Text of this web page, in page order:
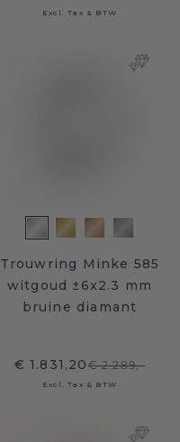
Excl. Tax & BTW
Trouwring Minke 585
witgoud ±6x2.3 mm
bruine diamant
€ 1.831,20€ 2.289,-
Excl. Tax & BTW